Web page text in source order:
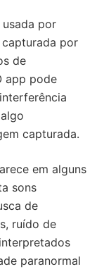
por
capturada por
de
app pode
capturada.
em alguns
sons
de
ruído de
paranormal